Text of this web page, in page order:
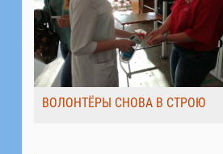
ВОЛОНТЁРЫ СНОВА В СТРОЮ